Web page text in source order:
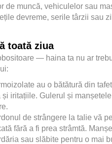
de muncă, vehiculelor sau
devreme, serile târzii sau
toată ziua
— haina ta nu ar
au o bătătură din
și iritațiile. Gulerul și
de strângere la talie vă
fără a fi prea strâmtă.
sau slăbite pentru o mai